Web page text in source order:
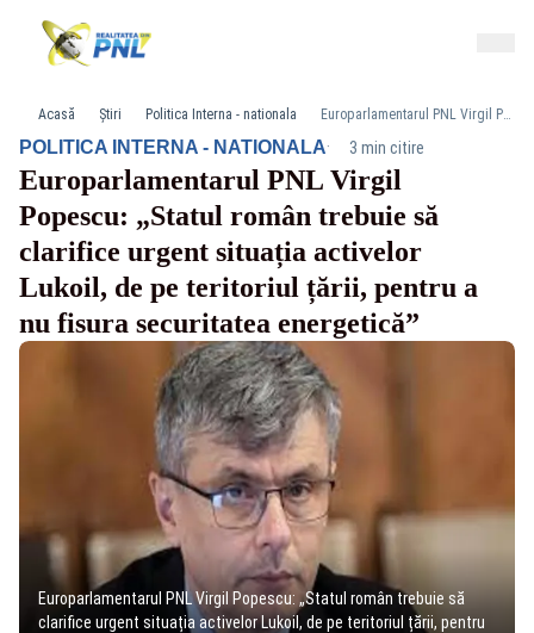
Acasă Știri Politica Interna - nationala Europarlamentarul PNL Virgil Popescu: „Statul român trebuie să clarifice urgent situația activelor Lukoil, de pe teritoriul țării, pentru a nu fisura securitatea energetică”
POLITICA INTERNA - NATIONALA· 3 min citire
Europarlamentarul PNL Virgil
Popescu: „Statul român trebuie să
clarifice urgent situația activelor
Lukoil, de pe teritoriul țării, pentru a
nu fisura securitatea energetică”
Europarlamentarul PNL Virgil Popescu: „Statul român trebuie să
clarifice urgent situația activelor Lukoil, de pe teritoriul țării, pentru